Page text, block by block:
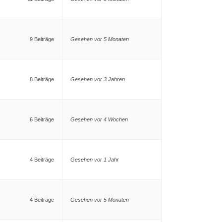
9 Beiträge Gesehen vor 5 Monaten
8 Beiträge Gesehen vor 3 Jahren
6 Beiträge Gesehen vor 4 Wochen
4 Beiträge Gesehen vor 1 Jahr
4 Beiträge Gesehen vor 5 Monaten